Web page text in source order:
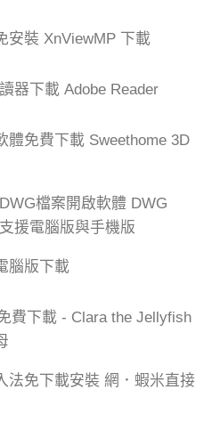
安裝 XnViewMP 下載
器下載 Adobe Reader
體免費下載 Sweethome 3D
檔案開啟軟體 DWG
援電腦版與手機版
腦版下載
費下載 - Clara the Jellyfish
法免下載安裝 網．蝦米直接